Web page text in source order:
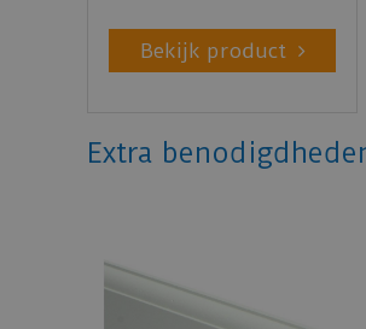
Bekijk product
Extra